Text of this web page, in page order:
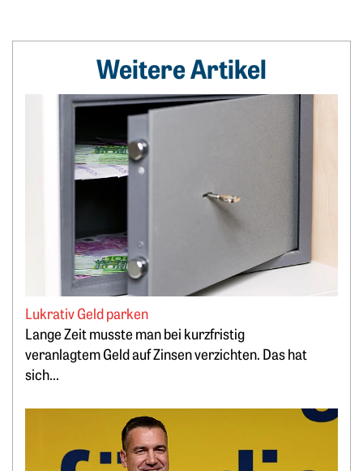
Weitere Artikel
Lukrativ Geld parken
Lange Zeit musste man bei kurzfristig
veranlagtem Geld auf Zinsen verzichten. Das hat
sich...
Weiterlesen: Lukrativ Geld parken
Weiterlesen: „Bitcoin minen, statt PV-Strom zu